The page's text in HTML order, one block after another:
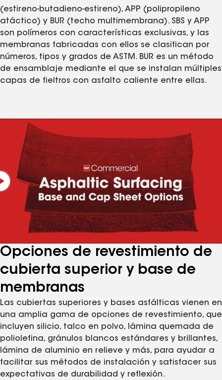
(estireno-butadieno-estireno), APP (polipropileno
atáctico) y BUR (techo multimembrana). SBS y APP
son polímeros con características exclusivas, y las
membranas fabricadas con ellos se clasifican por
números, tipos y grados de ASTM. BUR es un método
de ensamblaje mediante el que se instalan múltiples
capas de fieltros con asfalto caliente entre ellas.
Opciones de revestimiento de
cubierta superior y base de
membranas
Las cubiertas superiores y bases asfálticas vienen en
una amplia gama de opciones de revestimiento, que
incluyen silicio, talco en polvo, lámina quemada de
poliolefina, gránulos blancos estándares y brillantes,
lámina de aluminio en relieve y más, para ayudar a
facilitar sus métodos de instalación y satisfacer sus
expectativas de durabilidad y reflexión.